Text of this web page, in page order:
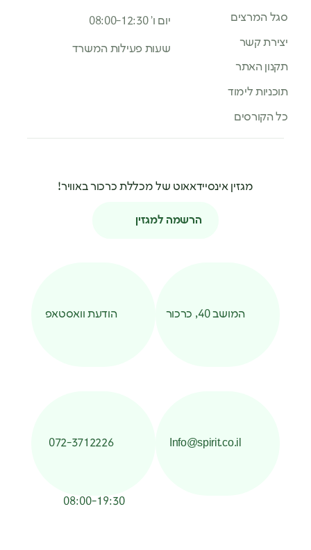
סגל המרצים
יצירת קשר
תקנון האתר
תוכניות לימוד
כל הקורסים
יום ו’ 08:00-12:30
שעות פעילות המשרד
מגזין אינסיידאאוט של מכללת כרכור באוויר!
הרשמה למגזין
המושב 40, כרכור הודעת וואסטאפ
Info@spirit.co.il
072-3712226
08:00-19:30